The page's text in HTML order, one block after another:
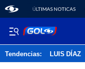
ÚLTIMAS NOTICAS
Tendencias: LUIS DÍAZ